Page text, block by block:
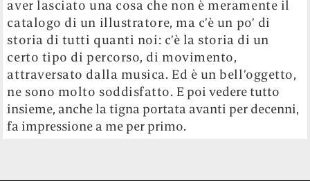
aver lasciato una cosa che non è meramente il
catalogo di un illustratore, ma c’è un po’ di
storia di tutti quanti noi: c’è la storia di un
certo tipo di percorso, di movimento,
attraversato dalla musica. Ed è un bell’oggetto,
ne sono molto soddisfatto. E poi vedere tutto
insieme, anche la tigna portata avanti per decenni,
fa impressione a me per primo.